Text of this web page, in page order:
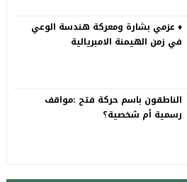
♦️ عزمي بشارة ومعركة هندسة الوعي
في زمن الهيمنة الامبريالية
الناطقون باسم حركة فتح :مواقف
رسمية أم شخصية؟